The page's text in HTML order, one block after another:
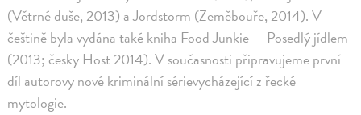
(Větrné duše, 2013) a Jordstorm (Zeměbouře, 2014). V
češtině byla vydána také kniha Food Junkie — Posedlý jídlem
(2013; česky Host 2014). V současnosti připravujeme první
díl autorovy nové kriminální sérievycházející z řecké
mytologie.